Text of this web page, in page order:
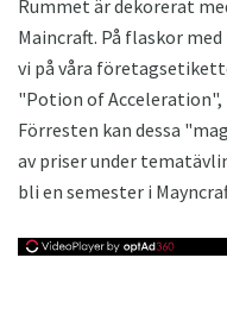
Rummet är dekorerat
Maincraft. På flaskor
vi på våra
"Potion of
Förresten kan dessa
av priser under
bli en semester i